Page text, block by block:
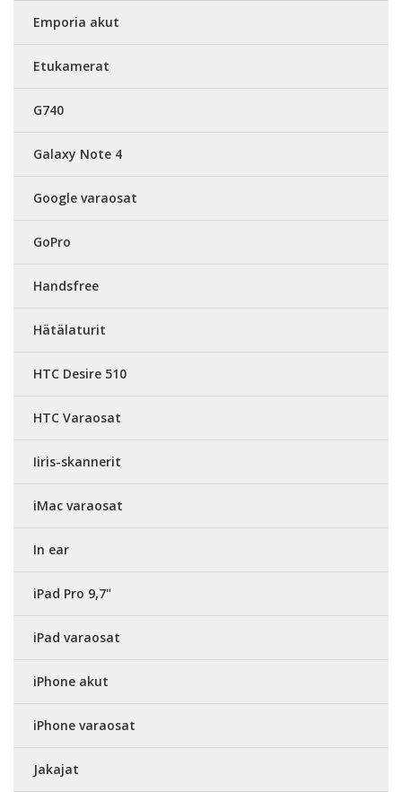
Emporia akut
Etukamerat
G740
Galaxy Note 4
Google varaosat
GoPro
Handsfree
Hätälaturit
HTC Desire 510
HTC Varaosat
Iiris-skannerit
iMac varaosat
In ear
iPad Pro 9,7"
iPad varaosat
iPhone akut
iPhone varaosat
Jakajat